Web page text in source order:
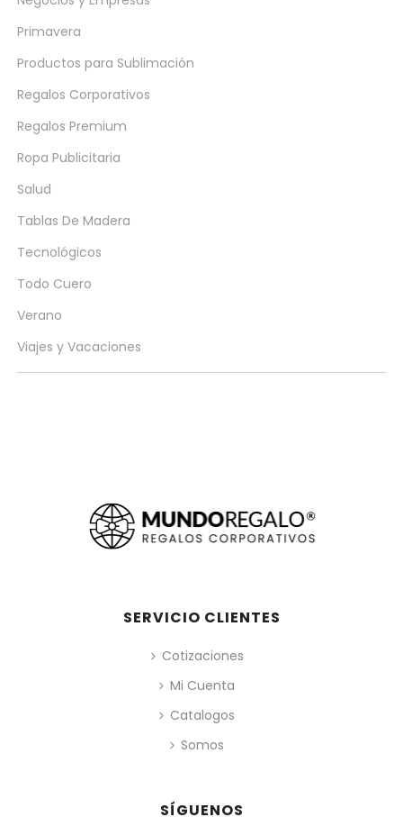
Primavera
Productos para Sublimación
Regalos Corporativos
Regalos Premium
Ropa Publicitaria
Salud
Tablas De Madera
Tecnológicos
Todo Cuero
Verano
Viajes y Vacaciones
SERVICIO CLIENTES
Cotizaciones
Mi Cuenta
Catalogos
Somos
SÍGUENOS